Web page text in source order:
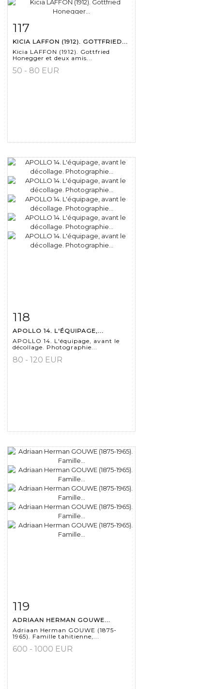
Fiche détaillée
117
KICIA LAFFON (1912). GOTTFRIED...
Kicia LAFFON (1912). Gottfried
Honegger et deux amis...
50 - 80 EUR
Fiche détaillée
118
APOLLO 14. L'ÉQUIPAGE,...
APOLLO 14. L'équipage, avant le
décollage. Photographie...
80 - 120 EUR
Fiche détaillée
119
ADRIAAN HERMAN GOUWE...
Adriaan Herman GOUWE (1875-
1965). Famille tahitienne,...
600 - 1000 EUR